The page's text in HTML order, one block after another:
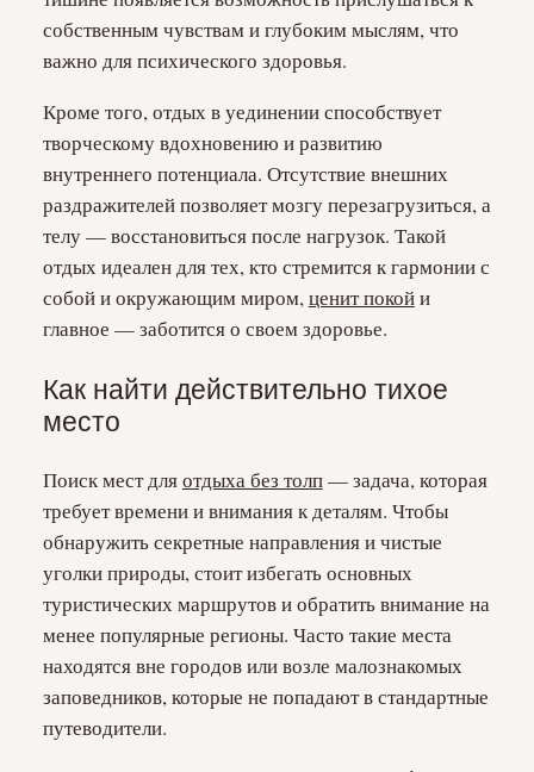
собственным чувствам и глубоким мыслям, что
важно для психического здоровья.
Кроме того, отдых в уединении способствует
творческому вдохновению и развитию
внутреннего потенциала. Отсутствие внешних
раздражителей позволяет мозгу перезагрузиться, а
телу — восстановиться после нагрузок. Такой
отдых идеален для тех, кто стремится к гармонии с
собой и окружающим миром,ценит покойи
главное — заботится о своем здоровье.
Как найти действительно тихое
место
Поиск мест дляотдыха без толп— задача, которая
требует времени и внимания к деталям. Чтобы
обнаружить секретные направления и чистые
уголки природы, стоит избегать основных
туристических маршрутов и обратить внимание на
менее популярные регионы. Часто такие места
находятся вне городов или возле малознакомых
заповедников, которые не попадают в стандартные
путеводители.